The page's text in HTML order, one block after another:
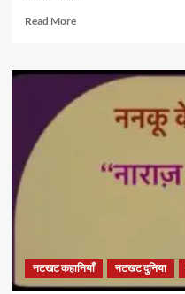
Read MoreRead
कविता
बाल
दिवस
नटखट कहानियाँ नटखट दुनिया